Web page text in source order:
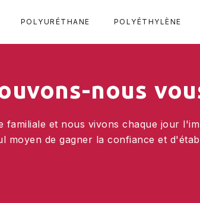
POLYURÉTHANE POLYÉTHYLÈNE
nous
familiale et nous vivons chaque jour
moyen de gagner la confiance et